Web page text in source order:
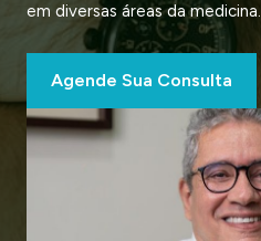
em diversas áreas da medicina.
Agende Sua Consulta